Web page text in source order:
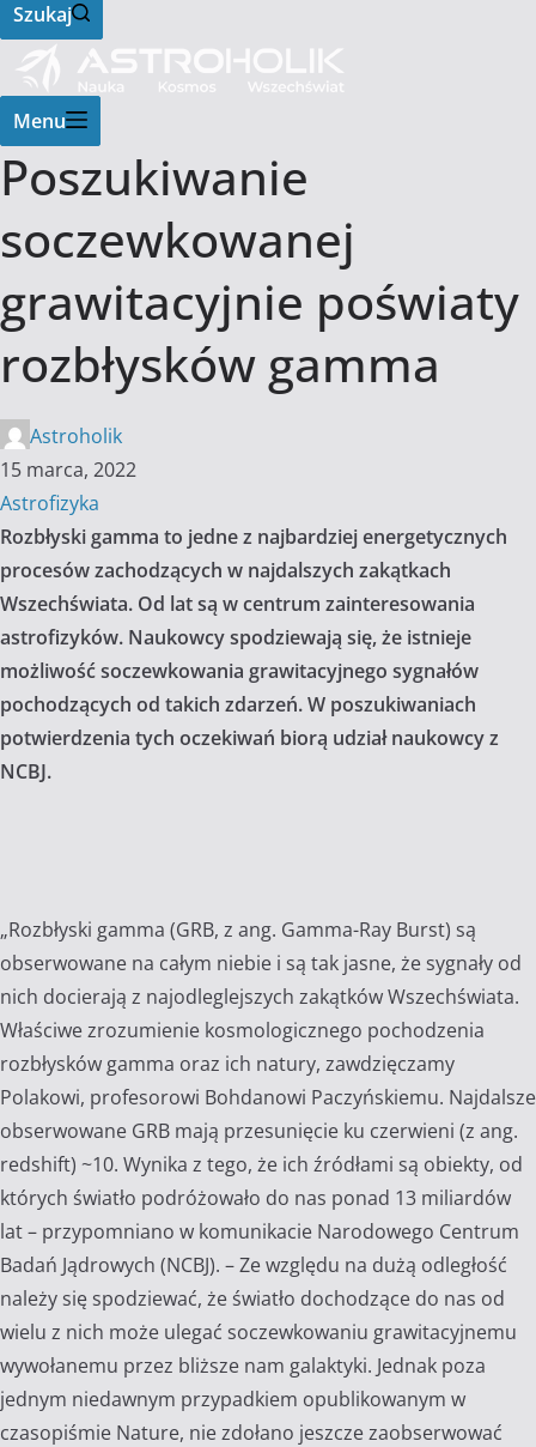
Szukaj
Menu
Poszukiwanie
soczewkowanej
grawitacyjnie poświaty
rozbłysków gamma
Astroholik
15 marca, 2022
Astrofizyka
Rozbłyski gamma to jedne z najbardziej energetycznych
procesów zachodzących w najdalszych zakątkach
Wszechświata. Od lat są w centrum zainteresowania
astrofizyków. Naukowcy spodziewają się, że istnieje
możliwość soczewkowania grawitacyjnego sygnałów
pochodzących od takich zdarzeń. W poszukiwaniach
potwierdzenia tych oczekiwań biorą udział naukowcy z
NCBJ.
„Rozbłyski gamma (GRB, z ang. Gamma-Ray Burst) są
obserwowane na całym niebie i są tak jasne, że sygnały od
nich docierają z najodleglejszych zakątków Wszechświata.
Właściwe zrozumienie kosmologicznego pochodzenia
rozbłysków gamma oraz ich natury, zawdzięczamy
Polakowi, profesorowi Bohdanowi Paczyńskiemu. Najdalsze
obserwowane GRB mają przesunięcie ku czerwieni (z ang.
redshift) ~10. Wynika z tego, że ich źródłami są obiekty, od
których światło podróżowało do nas ponad 13 miliardów
lat – przypomniano w komunikacie Narodowego Centrum
Badań Jądrowych (NCBJ). – Ze względu na dużą odległość
należy się spodziewać, że światło dochodzące do nas od
wielu z nich może ulegać soczewkowaniu grawitacyjnemu
wywołanemu przez bliższe nam galaktyki. Jednak poza
jednym niedawnym przypadkiem opublikowanym w
czasopiśmie Nature, nie zdołano jeszcze zaobserwować